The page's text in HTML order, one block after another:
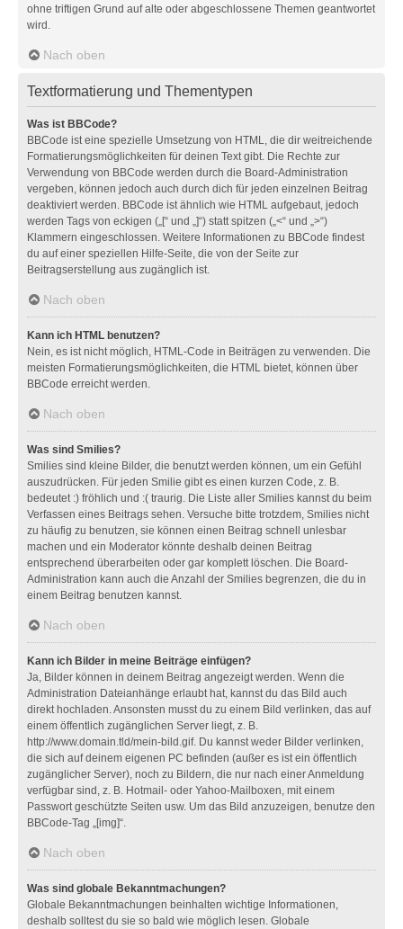
ohne triftigen Grund auf alte oder abgeschlossene Themen geantwortet
wird.
Nach oben
Textformatierung und Thementypen
Was ist BBCode?
BBCode ist eine spezielle Umsetzung von HTML, die dir weitreichende
Formatierungsmöglichkeiten für deinen Text gibt. Die Rechte zur
Verwendung von BBCode werden durch die Board-Administration
vergeben, können jedoch auch durch dich für jeden einzelnen Beitrag
deaktiviert werden. BBCode ist ähnlich wie HTML aufgebaut, jedoch
werden Tags von eckigen („[“ und „]“) statt spitzen („<“ und „>“)
Klammern eingeschlossen. Weitere Informationen zu BBCode findest
du auf einer speziellen Hilfe-Seite, die von der Seite zur
Beitragserstellung aus zugänglich ist.
Nach oben
Kann ich HTML benutzen?
Nein, es ist nicht möglich, HTML-Code in Beiträgen zu verwenden. Die
meisten Formatierungsmöglichkeiten, die HTML bietet, können über
BBCode erreicht werden.
Nach oben
Was sind Smilies?
Smilies sind kleine Bilder, die benutzt werden können, um ein Gefühl
auszudrücken. Für jeden Smilie gibt es einen kurzen Code, z. B.
bedeutet :) fröhlich und :( traurig. Die Liste aller Smilies kannst du beim
Verfassen eines Beitrags sehen. Versuche bitte trotzdem, Smilies nicht
zu häufig zu benutzen, sie können einen Beitrag schnell unlesbar
machen und ein Moderator könnte deshalb deinen Beitrag
entsprechend überarbeiten oder gar komplett löschen. Die Board-
Administration kann auch die Anzahl der Smilies begrenzen, die du in
einem Beitrag benutzen kannst.
Nach oben
Kann ich Bilder in meine Beiträge einfügen?
Ja, Bilder können in deinem Beitrag angezeigt werden. Wenn die
Administration Dateianhänge erlaubt hat, kannst du das Bild auch
direkt hochladen. Ansonsten musst du zu einem Bild verlinken, das auf
einem öffentlich zugänglichen Server liegt, z. B.
http://www.domain.tld/mein-bild.gif. Du kannst weder Bilder verlinken,
die sich auf deinem eigenen PC befinden (außer es ist ein öffentlich
zugänglicher Server), noch zu Bildern, die nur nach einer Anmeldung
verfügbar sind, z. B. Hotmail- oder Yahoo-Mailboxen, mit einem
Passwort geschützte Seiten usw. Um das Bild anzuzeigen, benutze den
BBCode-Tag „[img]“.
Nach oben
Was sind globale Bekanntmachungen?
Globale Bekanntmachungen beinhalten wichtige Informationen,
deshalb solltest du sie so bald wie möglich lesen. Globale